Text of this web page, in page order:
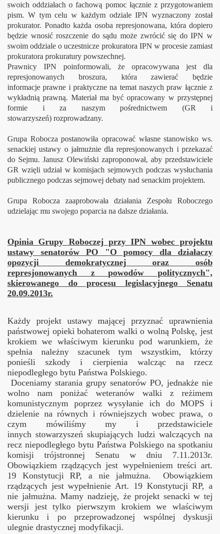
swoich oddziałach o fachową pomoc łącznie z przygotowaniem
pism. W tym celu w każdym odziale IPN wyznaczony został
prokurator. Ponadto każda osoba represjonowana, która dopiero
będzie wnosić roszczenie do sądu może zwrócić się do IPN w
swoim oddziale o uczestnicze prokuratora IPN w procesie zamiast
prokuratora prokuratury powszechnej.
Prawnicy IPN poinformowali, że opracowywana jest dla
represjonowanych broszura, która zawierać będzie
informacje prawne i praktyczne na temat naszych praw łącznie z
wykładnią prawną. Materiał ma być opracowany w przystępnej
formie i za naszym pośrednictwem (GR i
stowarzyszeń) rozprowadzany.
Grupa Robocza postanowiła opracować własne stanowisko ws.
senackiej ustawy o jałmużnie dla represjonowanych i przekazać
do Sejmu. Janusz Olewiński zaproponował, aby przedstawiciele
GR wzięli udział w komisjach sejmowych podczas wysłuchania
publicznego podczas sejmowej debaty nad senackim projektem.
Grupa Robocza zaaprobowała działania Zespołu Roboczego
udzielając mu swojego poparcia na dalsze działania.
Opinia Grupy Roboczej przy IPN wobec projektu
ustawy senatorów PO "O pomocy dla działaczy
opozycji demokratycznej oraz osób
represjonowanych z powodów politycznych",
skierowanego do procesu legislacyjnego Senatu
20.09.2013r.
Każdy projekt ustawy mającej przyznać uprawnienia
państwowej opieki bohaterom walki o wolną Polskę, jest
krokiem we właściwym kierunku pod warunkiem, że
spełnia należny szacunek tym wszystkim, którzy
ponieśli szkody i cierpienia walcząc na rzecz
niepodległego bytu Państwa Polskiego.
Doceniamy starania grupy senatorów PO, jednakże nie
wolno nam poniżać weteranów walki z reżimem
komunistycznym poprzez wysyłanie ich do MOPS i
dzielenie na równych i równiejszych wobec prawa, o
czym mówiliśmy my i przedstawiciele
innych stowarzyszeń skupiających ludzi walczących na
recz niepodległego bytu Państwa Polskiego na spotkaniu
komisji trójstronnej Senatu w dniu 7.11.2013r.
Obowiązkiem rządzących jest wypełnieniem treści art.
19 Konstytucji RP, a nie jałmużna. Obowiązkiem
rządzących jest wypełnienie Art. 19 Konstytucji RP, a
nie jałmużna. Mamy nadzieję, że projekt senacki w tej
wersji jest tylko pierwszym krokiem we wlaściwym
kierunku i po przeprowadzonej wspólnej dyskusji
ulegnie drastycznej modyfikacji.
i Janusza Olewińskiego